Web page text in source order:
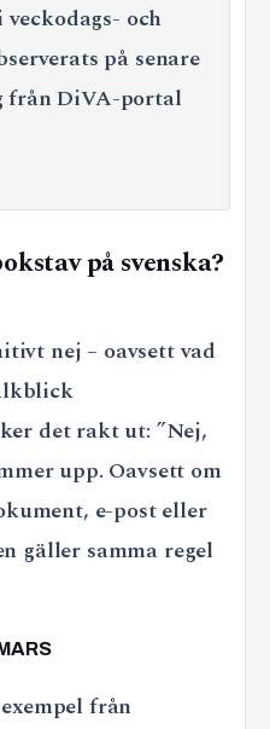
och
på senare
från DiVA-portal
på svenska?
nej – oavsett vad
det rakt ut: ”Nej,
upp. Oavsett om
e-post eller
gäller samma regel
från